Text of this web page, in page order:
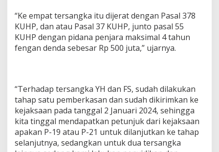
“Ke empat tersangka itu dijerat dengan Pasal 378
KUHP, dan atau Pasal 37 KUHP, junto pasal 55
KUHP dengan pidana penjara maksimal 4 tahun
fengan denda sebesar Rp 500 juta,” ujarnya.
“Terhadap tersangka YH dan FS, sudah dilakukan
tahap satu pemberkasan dan sudah dikirimkan ke
kejaksaan pada tanggal 2 Januari 2024, sehingga
kita tinggal mendapatkan petunjuk dari kejaksaan
apakan P-19 atau P-21 untuk dilanjutkan ke tahap
selanjutnya, sedangkan untuk dua tersangka